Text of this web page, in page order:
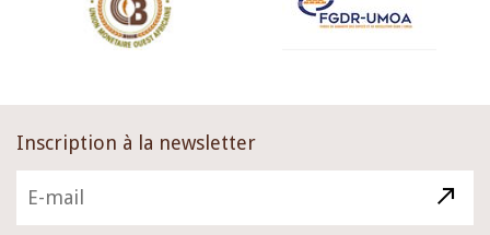
Inscription à la newsletter